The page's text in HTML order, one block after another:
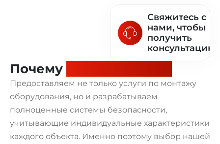
Свяжитесь с
нами, чтобы
получить
консультацию!
Почему
Предоставляем не только услуги по монтажу
оборудования, но и разрабатываем
полноценные системы безопасности,
учитывающие индивидуальные характеристики
каждого объекта. Именно поэтому выбор нашей